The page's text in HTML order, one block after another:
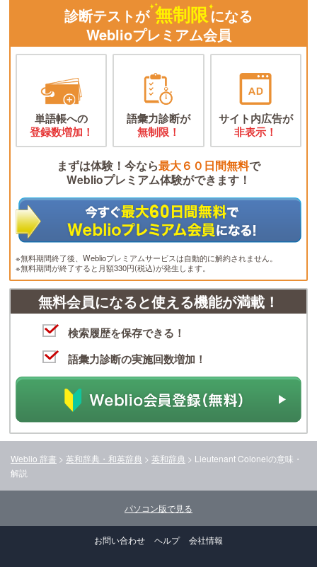
診断テストが 無制限になる
Weblioプレミアム会員
単語帳への
登録数増加！
語彙力診断が
無制限！
サイト内広告が
非表示！
まずは体験！今なら最大６０日間無料で
Weblioプレミアム体験ができます！
※無料期間終了後、Weblioプレミアムサービスは自動的に解約されません。
※無料期間が終了すると月額330円(税込)が発生します。
無料会員になると使える機能が満載！
検索履歴を保存できる！
語彙力診断の実施回数増加！
Weblio 辞書 > 英和辞典・和英辞典 > 英和辞典 > Lieutenant Colonelの意味・
解説
パソコン版で見る
お問い合わせ ヘルプ 会社情報